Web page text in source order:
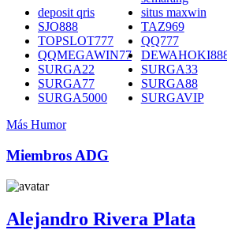
deposit qris
situs maxwin
SJO888
TAZ969
TOPSLOT777
QQ777
QQMEGAWIN77
SURGA22
SURGA33
SURGA77
SURGA88
SURGA5000
SURGAVIP
Más Humor
Miembros ADG
Alejandro Rivera Plata